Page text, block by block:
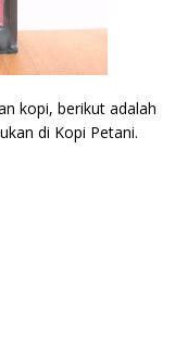
kopi, berikut adalah
di Kopi Petani.